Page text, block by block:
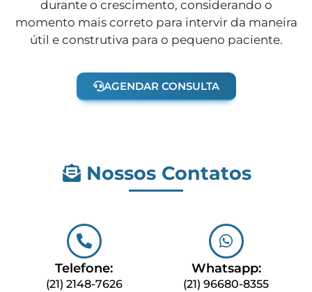
durante o crescimento, considerando o
momento mais correto para intervir da maneira
útil e construtiva para o pequeno paciente.
AGENDAR CONSULTA
Nossos Contatos
Telefone:
(21) 2148-7626
Whatsapp:
(21) 96680-8355